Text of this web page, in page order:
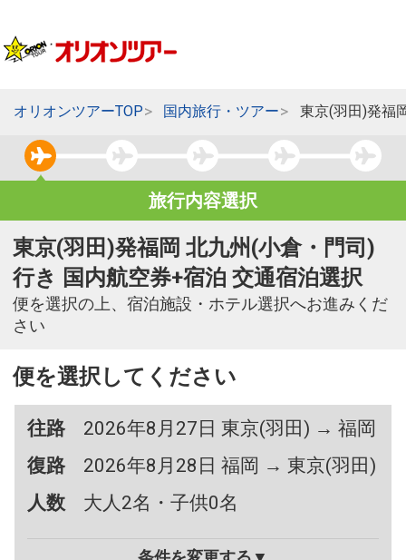
オリオンツアーTOP 国内旅行・ツアー 東京(羽田)発福
旅行内容選択
東京(羽田)発福岡 北九州(小倉・門司)
行き 国内航空券+宿泊 交通宿泊選択
便を選択の上、宿泊施設・ホテル選択へお進みくだ
さい
便を選択してください
往路
2026年8月27日 東京(羽田) → 福岡
復路
2026年8月28日 福岡 → 東京(羽田)
人数
大人2名・子供0名